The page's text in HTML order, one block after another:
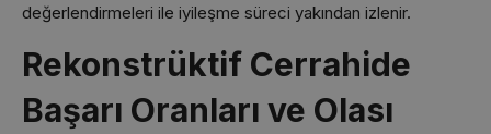
değerlendirmeleri ile iyileşme süreci yakından izlenir.
Rekonstrüktif Cerrahide
Başarı Oranları ve Olası